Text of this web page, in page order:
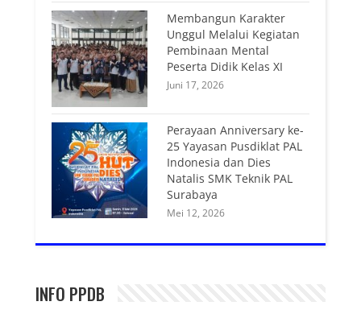
Membangun Karakter
Unggul Melalui Kegiatan
Pembinaan Mental
Peserta Didik Kelas XI
Juni 17, 2026
Perayaan Anniversary ke-
25 Yayasan Pusdiklat PAL
Indonesia dan Dies
Natalis SMK Teknik PAL
Surabaya
Mei 12, 2026
INFO PPDB